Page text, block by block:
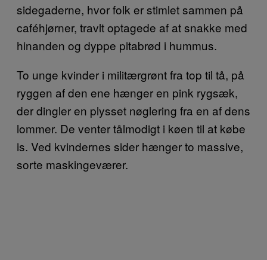
sidegaderne, hvor folk er stimlet sammen på
caféhjørner, travlt optagede af at snakke med
hinanden og dyppe pitabrød i hummus.
To unge kvinder i militærgrønt fra top til tå, på
ryggen af den ene hænger en pink rygsæk,
der dingler en plysset nøglering fra en af dens
lommer. De venter tålmodigt i køen til at købe
is. Ved kvindernes sider hænger to massive,
sorte maskingeværer.